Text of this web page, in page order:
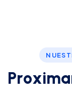
Proxima